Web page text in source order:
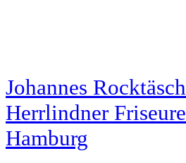
Johannes
Herrlindner Friseure
Hamburg